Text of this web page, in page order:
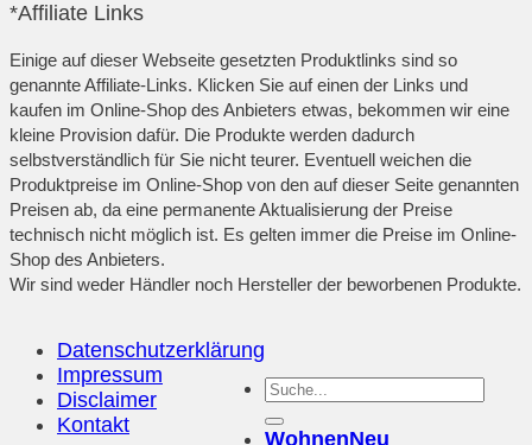
*Affiliate Links
Einige auf dieser Webseite gesetzten Produktlinks sind so
genannte Affiliate-Links. Klicken Sie auf einen der Links und
kaufen im Online-Shop des Anbieters etwas, bekommen wir eine
kleine Provision dafür. Die Produkte werden dadurch
selbstverständlich für Sie nicht teurer. Eventuell weichen die
Produktpreise im Online-Shop von den auf dieser Seite genannten
Preisen ab, da eine permanente Aktualisierung der Preise
technisch nicht möglich ist. Es gelten immer die Preise im Online-
Shop des Anbieters.
Wir sind weder Händler noch Hersteller der beworbenen Produkte.
Datenschutzerklärung
Impressum
Disclaimer
Kontakt
Wohnen